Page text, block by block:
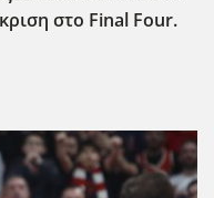
στο Final Four.